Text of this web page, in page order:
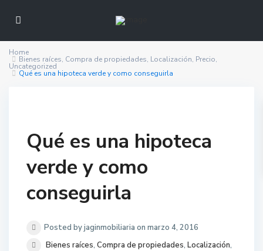
Home
Bienes raíces, Compra de propiedades, Localización, Precio,
Uncategorized
Qué es una hipoteca verde y como conseguirla
Qué es una hipoteca
verde y como
conseguirla
Posted by jaginmobiliaria on marzo 4, 2016
Bienes raíces, Compra de propiedades, Localización,